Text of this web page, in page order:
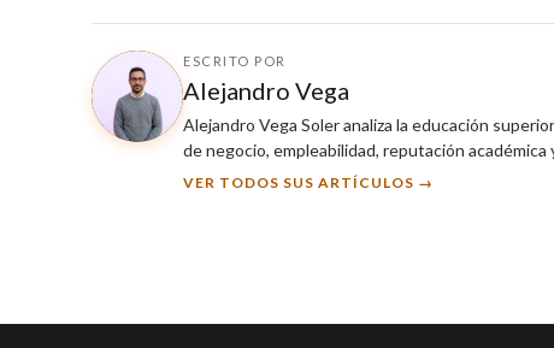
ESCRITO POR
Alejandro Vega
Alejandro Vega Soler analiza la educación
de negocio, empleabilidad, reputación
VER TODOS SUS ARTÍCULOS →